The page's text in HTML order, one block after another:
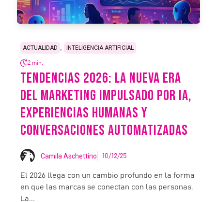
ACTUALIDAD INTELIGENCIA ARTIFICIAL
2 min.
TENDENCIAS 2026: LA NUEVA ERA
DEL MARKETING IMPULSADO POR IA,
EXPERIENCIAS HUMANAS Y
CONVERSACIONES AUTOMATIZADAS
Camila Aschettino 10/12/25
El 2026 llega con un cambio profundo en la forma
en que las marcas se conectan con las personas.
La...